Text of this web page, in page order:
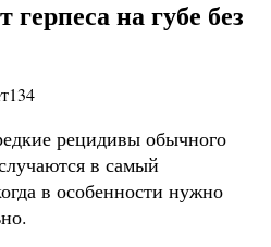
герпеса на губе без
134
рецидивы обычного
в самый
в особенности нужно